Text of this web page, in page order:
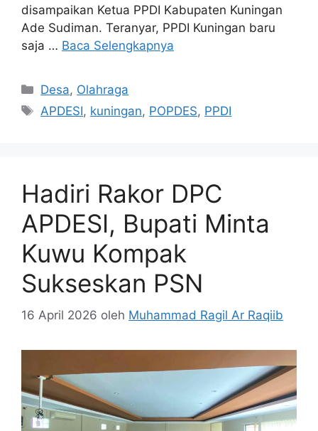
disampaikan Ketua PPDI Kabupaten Kuningan
Ade Sudiman. Teranyar, PPDI Kuningan baru
saja … Baca Selengkapnya
Kategori
Desa, Olahraga
Tag
APDESI, kuningan, POPDES, PPDI
Hadiri Rakor DPC
APDESI, Bupati Minta
Kuwu Kompak
Sukseskan PSN
16 April 2026 oleh Muhammad Ragil Ar Raqiib